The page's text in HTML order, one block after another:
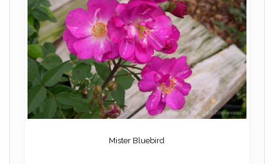
Mister Bluebird